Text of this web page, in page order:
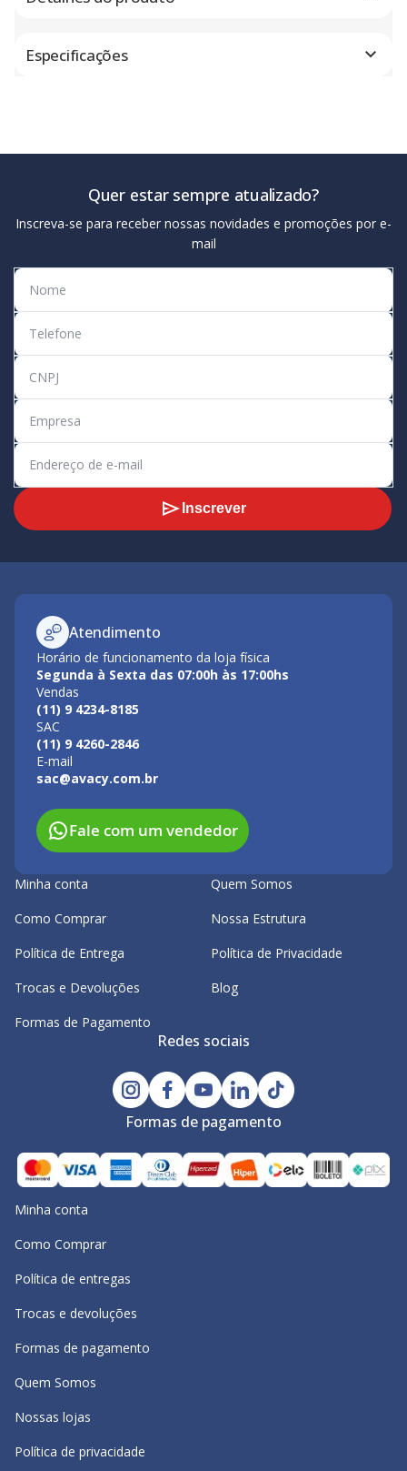
Especificações
Quer estar sempre atualizado?
Inscreva-se para receber nossas novidades e promoções por e-
mail
Inscrever
Atendimento
Horário de funcionamento da loja física
Segunda à Sexta das 07:00h às 17:00hs
Vendas
(11) 9 4234-8185
SAC
(11) 9 4260-2846
E-mail
sac@avacy.com.br
Fale com um vendedor
Minha conta
Como Comprar
Política de Entrega
Trocas e Devoluções
Formas de Pagamento
Quem Somos
Nossa Estrutura
Política de Privacidade
Blog
Redes sociais
Formas de pagamento
Minha conta
Como Comprar
Política de entregas
Trocas e devoluções
Formas de pagamento
Quem Somos
Nossas lojas
Política de privacidade